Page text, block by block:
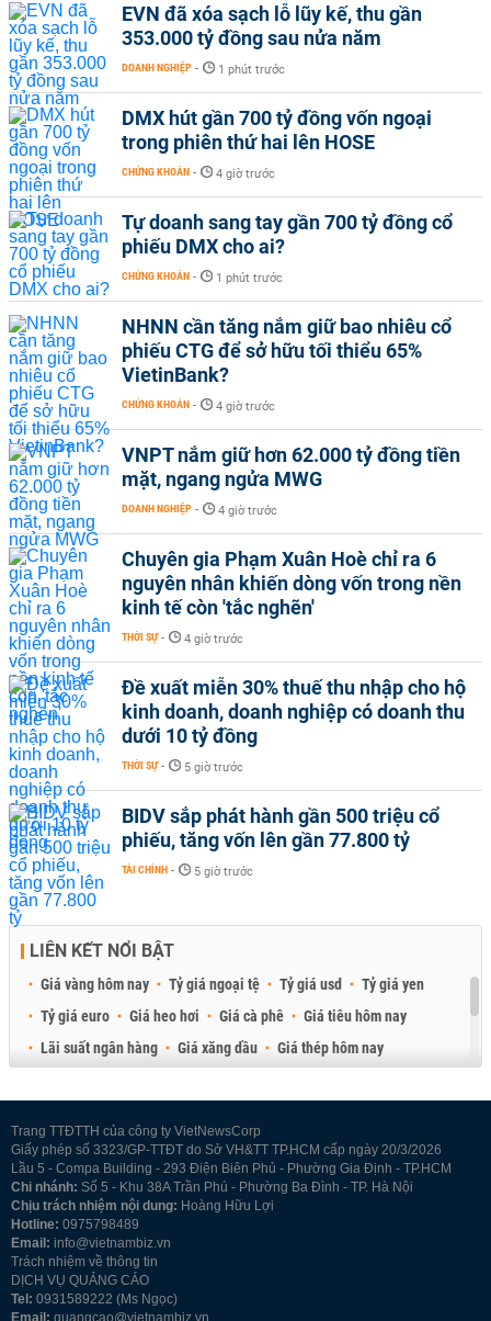
EVN đã xóa sạch lỗ lũy kế, thu gần
353.000 tỷ đồng sau nửa năm
DOANH NGHIỆP - 1 phút trước
DMX hút gần 700 tỷ đồng vốn ngoại
trong phiên thứ hai lên HOSE
CHỨNG KHOÁN - 4 giờ trước
Tự doanh sang tay gần 700 tỷ đồng cổ
phiếu DMX cho ai?
CHỨNG KHOÁN - 1 phút trước
NHNN cần tăng nắm giữ bao nhiêu cổ
phiếu CTG để sở hữu tối thiểu 65%
VietinBank?
CHỨNG KHOÁN - 4 giờ trước
VNPT nắm giữ hơn 62.000 tỷ đồng tiền
mặt, ngang ngửa MWG
DOANH NGHIỆP - 4 giờ trước
Chuyên gia Phạm Xuân Hoè chỉ ra 6
nguyên nhân khiến dòng vốn trong nền
kinh tế còn 'tắc nghẽn'
THỜI SỰ - 4 giờ trước
Đề xuất miễn 30% thuế thu nhập cho hộ
kinh doanh, doanh nghiệp có doanh thu
dưới 10 tỷ đồng
THỜI SỰ - 5 giờ trước
BIDV sắp phát hành gần 500 triệu cổ
phiếu, tăng vốn lên gần 77.800 tỷ
TÀI CHÍNH - 5 giờ trước
LIÊN KẾT NỔI BẬT
Giá vàng hôm nay Tỷ giá ngoại tệ Tỷ giá usd
Tỷ giá yen
Tỷ giá euro
Giá heo hơi Giá cà phê
Giá tiêu hôm nay
Lãi suất ngân hàng
Giá xăng dầu
Giá thép hôm nay
Trang TTĐTTH của công ty VietNewsCorp
Giấy phép số 3323/GP-TTĐT do Sở VH&TT TP.HCM cấp ngày 20/3/2026
Lầu 5 - Compa Building - 293 Điện Biên Phủ - Phường Gia Định - TP.HCM
Chi nhánh: Số 5 - Khu 38A Trần Phú - Phường Ba Đình - TP. Hà Nội
Chịu trách nhiệm nội dung: Hoàng Hữu Lợi
Hotline: 0975798489
Email: info@vietnambiz.vn
Trách nhiệm về thông tin
DỊCH VỤ QUẢNG CÁO
Tel: 0931589222 (Ms Ngọc)
Email: quangcao@vietnambiz.vn